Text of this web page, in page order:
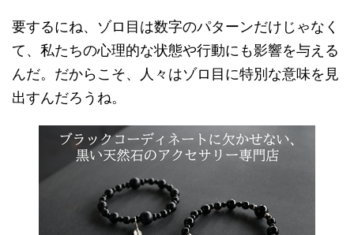
要するにね、ゾロ目は数字のパターンだけじゃなく
て、私たちの心理的な状態や行動にも影響を与える
んだ。だからこそ、人々はゾロ目に特別な意味を見
出すんだろうね。